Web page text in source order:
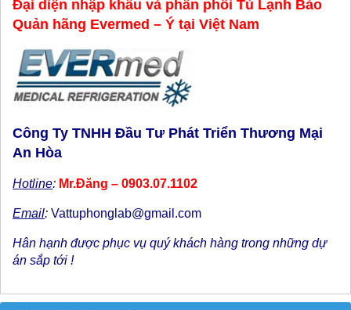
Đại diện nhập khẩu và phân phối Tủ Lạnh Bảo
Quản hãng Evermed – Ý tại Việt Nam
Công Ty TNHH Đầu Tư Phát Triển Thương Mại
An Hòa
Hotline: Mr.Đăng – 0903.07.1102
Email: Vattuphonglab@gmail.com
Hân hạnh được phục vụ quý khách hàng trong những dự
án sắp tới !